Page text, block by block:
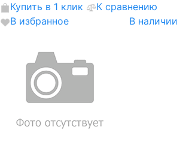
Купить в 1 клик
К сравнению
В избранное
В наличии